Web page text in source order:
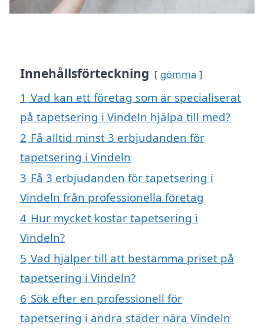
Innehållsförteckning gömma
1 Vad kan ett företag som är specialiserat
på tapetsering i Vindeln hjälpa till med?
2 Få alltid minst 3 erbjudanden för
tapetsering i Vindeln
3 Få 3 erbjudanden för tapetsering i
Vindeln från professionella företag
4 Hur mycket kostar tapetsering i
Vindeln?
5 Vad hjälper till att bestämma priset på
tapetsering i Vindeln?
6 Sök efter en professionell för
tapetsering i andra städer nära Vindeln